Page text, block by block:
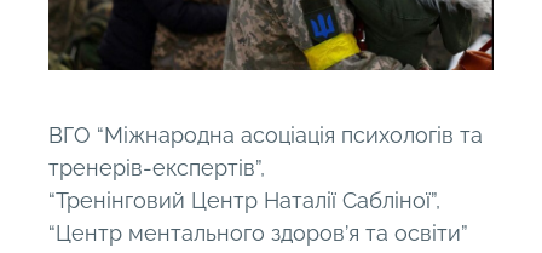
ВГО “Міжнародна асоціація психологів та
тренерів-експертів”,
“Тренінговий Центр Наталії Сабліної”,
“Центр ментального здоров’я та освіти”